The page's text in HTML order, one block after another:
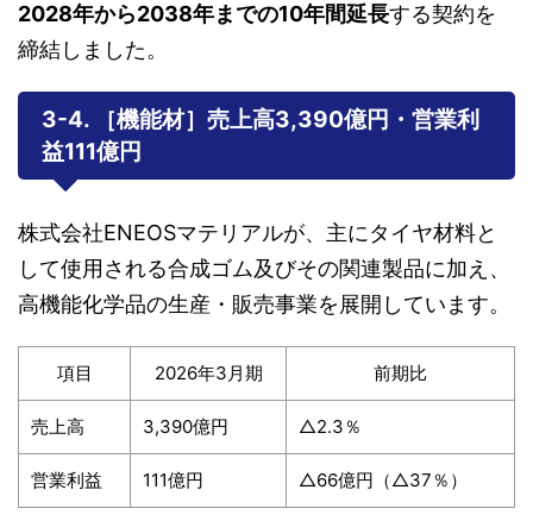
2028年から2038年までの10年間延長する契約を
締結しました。
3-4. ［機能材］売上高3,390億円・営業利
益111億円
株式会社ENEOSマテリアルが、主にタイヤ材料と
して使用される合成ゴム及びその関連製品に加え、
高機能化学品の生産・販売事業を展開しています。
項目 2026年3月期 前期比
売上高 3,390億円 △2.3％
営業利益 111億円 △66億円（△37％）